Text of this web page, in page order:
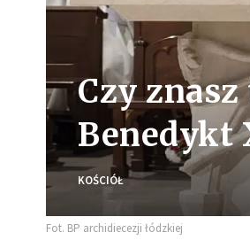
Czy
Benedykt
KOŚCIÓŁ
Fot. BP archidiecezji łódzkiej